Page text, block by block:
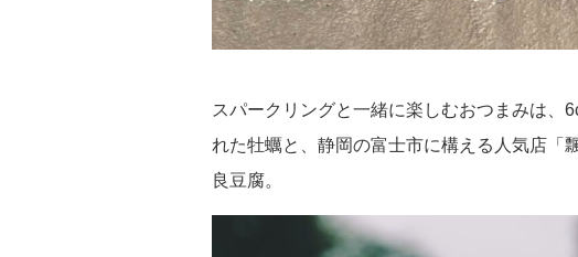
スパークリングと一緒に楽しむおつまみは、
れた牡蠣と、静岡の富士市に構える人気店「
良豆腐。